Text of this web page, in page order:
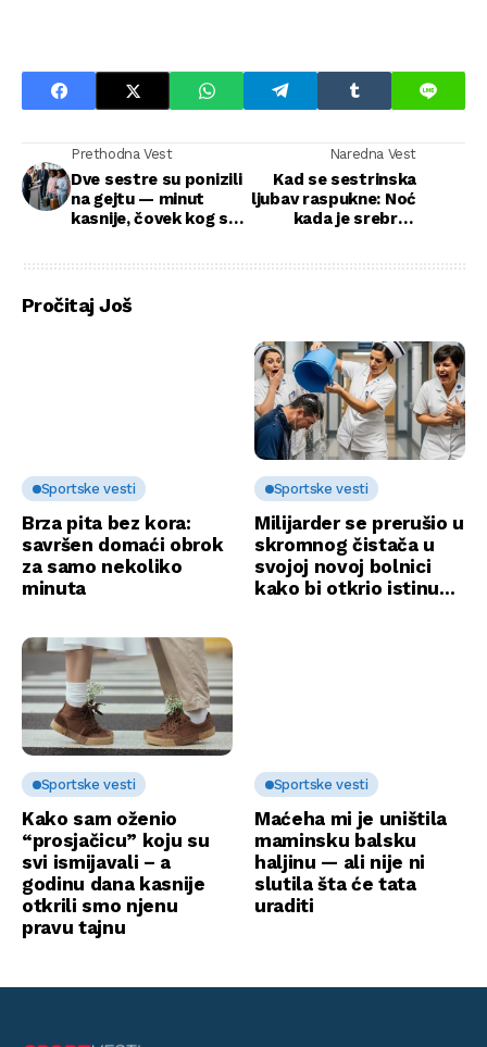
Prethodna Vest
Dve sestre su ponizili
na gejtu — minut
kasnije, čovek kog su
Naredna Vest
Kad se sestrinska
ljubav raspukne: Noć
kada je srebrna
Pročitaj Još
Sportske vesti
Brza pita bez kora:
savršen domaći obrok
za samo nekoliko
minuta
Sportske vesti
Milijarder se prerušio u
skromnog čistača u
svojoj novoj bolnici
kako bi otkrio istinu…
Sportske vesti
Kako sam oženio
“prosjačicu” koju su
svi ismijavali – a
godinu dana kasnije
otkrili smo njenu
pravu tajnu
Sportske vesti
Maćeha mi je uništila
maminsku balsku
haljinu — ali nije ni
slutila šta će tata
uraditi